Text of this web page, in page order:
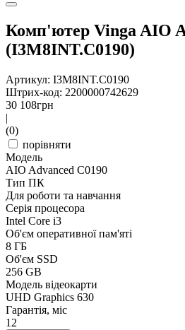
Комп'ютер Vinga AIO
(I3M8INT.C0190)
Артикул: I3M8INT.C0190
Штрих-код: 2200000742629
30 108грн
|
(0)
порівняти
Модель
AIO Advanced C0190
Тип ПК
Для роботи та навчання
Серія процесора
Intel Core i3
Об'єм оперативної пам'яті
8 ГБ
Об'єм SSD
256 GB
Модель відеокарти
UHD Graphics 630
Гарантія, міс
12